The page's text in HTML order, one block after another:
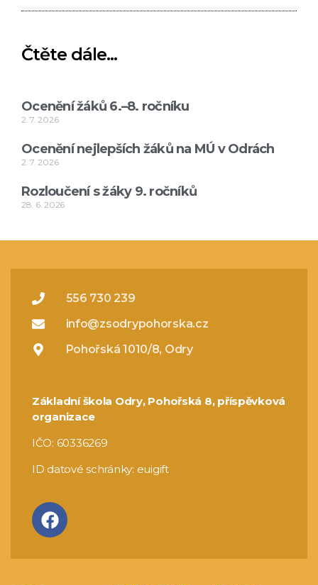
Čtěte dále...
Ocenění žáků 6.–8. ročníku
2. 7. 2026
Ocenění nejlepších žáků na MÚ v Odrách
2. 7. 2026
Rozloučení s žáky 9. ročníků
28. 6. 2026
556 730 239
info@zsodrypohorska.cz
Pohořská 1010/8, Odry
Základní škola Odry, Pohořská 8, příspěvková
organizace
IČO: 60336269
ID datové schránky: euigift